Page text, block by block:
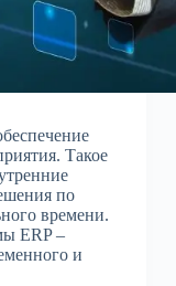
Такое
по
времени.
ERP –
и